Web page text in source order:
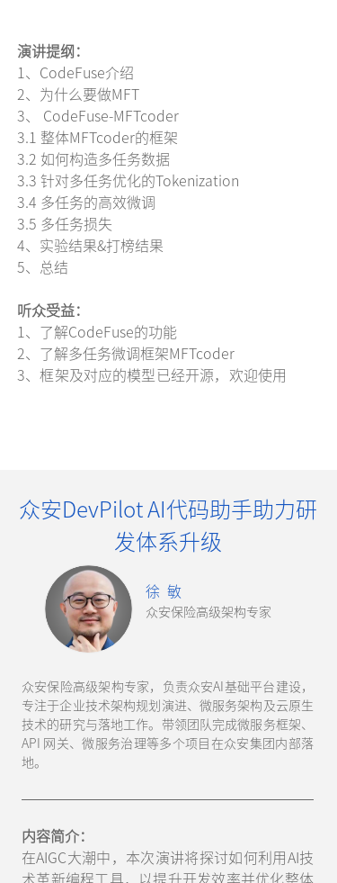
演讲提纲：
1、CodeFuse介绍
2、为什么要做MFT
3、 CodeFuse-MFTcoder
3.1 整体MFTcoder的框架
3.2 如何构造多任务数据
3.3 针对多任务优化的Tokenization
3.4 多任务的高效微调
3.5 多任务损失
4、实验结果&打榜结果
5、总结
听众受益：
1、了解CodeFuse的功能
2、了解多任务微调框架MFTcoder
3、框架及对应的模型已经开源，欢迎使用
内容简介：
在AIGC大潮中，本次演讲将探讨如何利用AI技
术革新编程工具，以提升开发效率并优化整体
徐 敏
众安保险高级架构专家
众安保险高级架构专家，负责众安AI基础平台建设，
专注于企业技术架构规划演进、微服务架构及云原生
技术的研究与落地工作。带领团队完成微服务框架、
API 网关、微服务治理等多个项目在众安集团内部落
地。
众安DevPilot AI代码助手助力研
发体系升级